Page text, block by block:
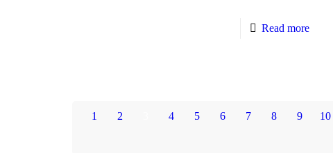
Read more
1 2 4 5 6 7 8 9 10